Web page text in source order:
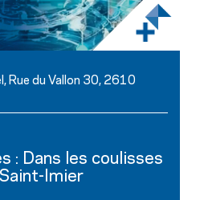
Rue du Vallon 30, 2610
: Dans les coulisses
Imier